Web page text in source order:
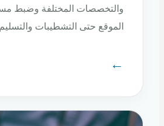
والتخصصات المختلفة وضبط مستوى
الموقع حتى التشطيبات والتسليم.